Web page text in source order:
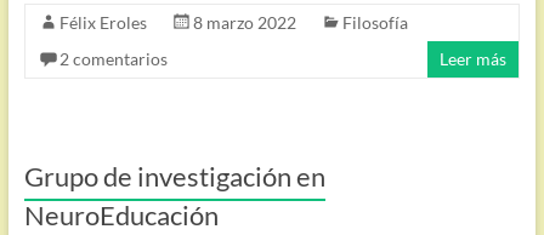
Félix Eroles 8 marzo 2022
Filosofía
2 comentarios
Leer más
Grupo de investigación en
NeuroEducación